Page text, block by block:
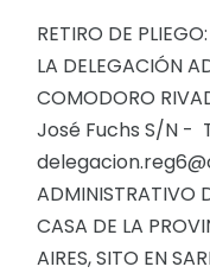
RETIRO DE
LA DELEGACIÓN
COMODORO
José Fuchs S/N -
ADMINISTRATIVO
CASA DE LA
AIRES, SITO EN